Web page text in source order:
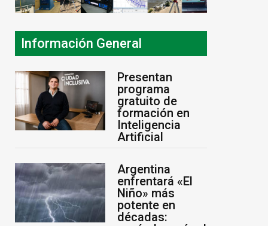
Información General
Presentan
programa
gratuito de
formación en
Inteligencia
Artificial
Argentina
enfrentará «El
Niño» más
potente en
décadas: